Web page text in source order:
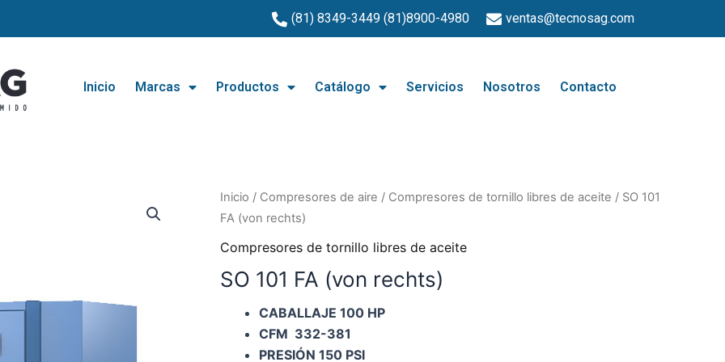
(81) 8349-3449 (81)8900-4980 ventas@tecnosag.com
Inicio Marcas Productos Catálogo Servicios Nosotros Contacto
Inicio / Compresores de aire / Compresores de tornillo libres de aceite / SO 101
FA (von rechts)
Compresores de tornillo libres de aceite
SO 101 FA (von rechts)
CABALLAJE 100 HP
CFM 332-381
PRESIÓN 150 PSI